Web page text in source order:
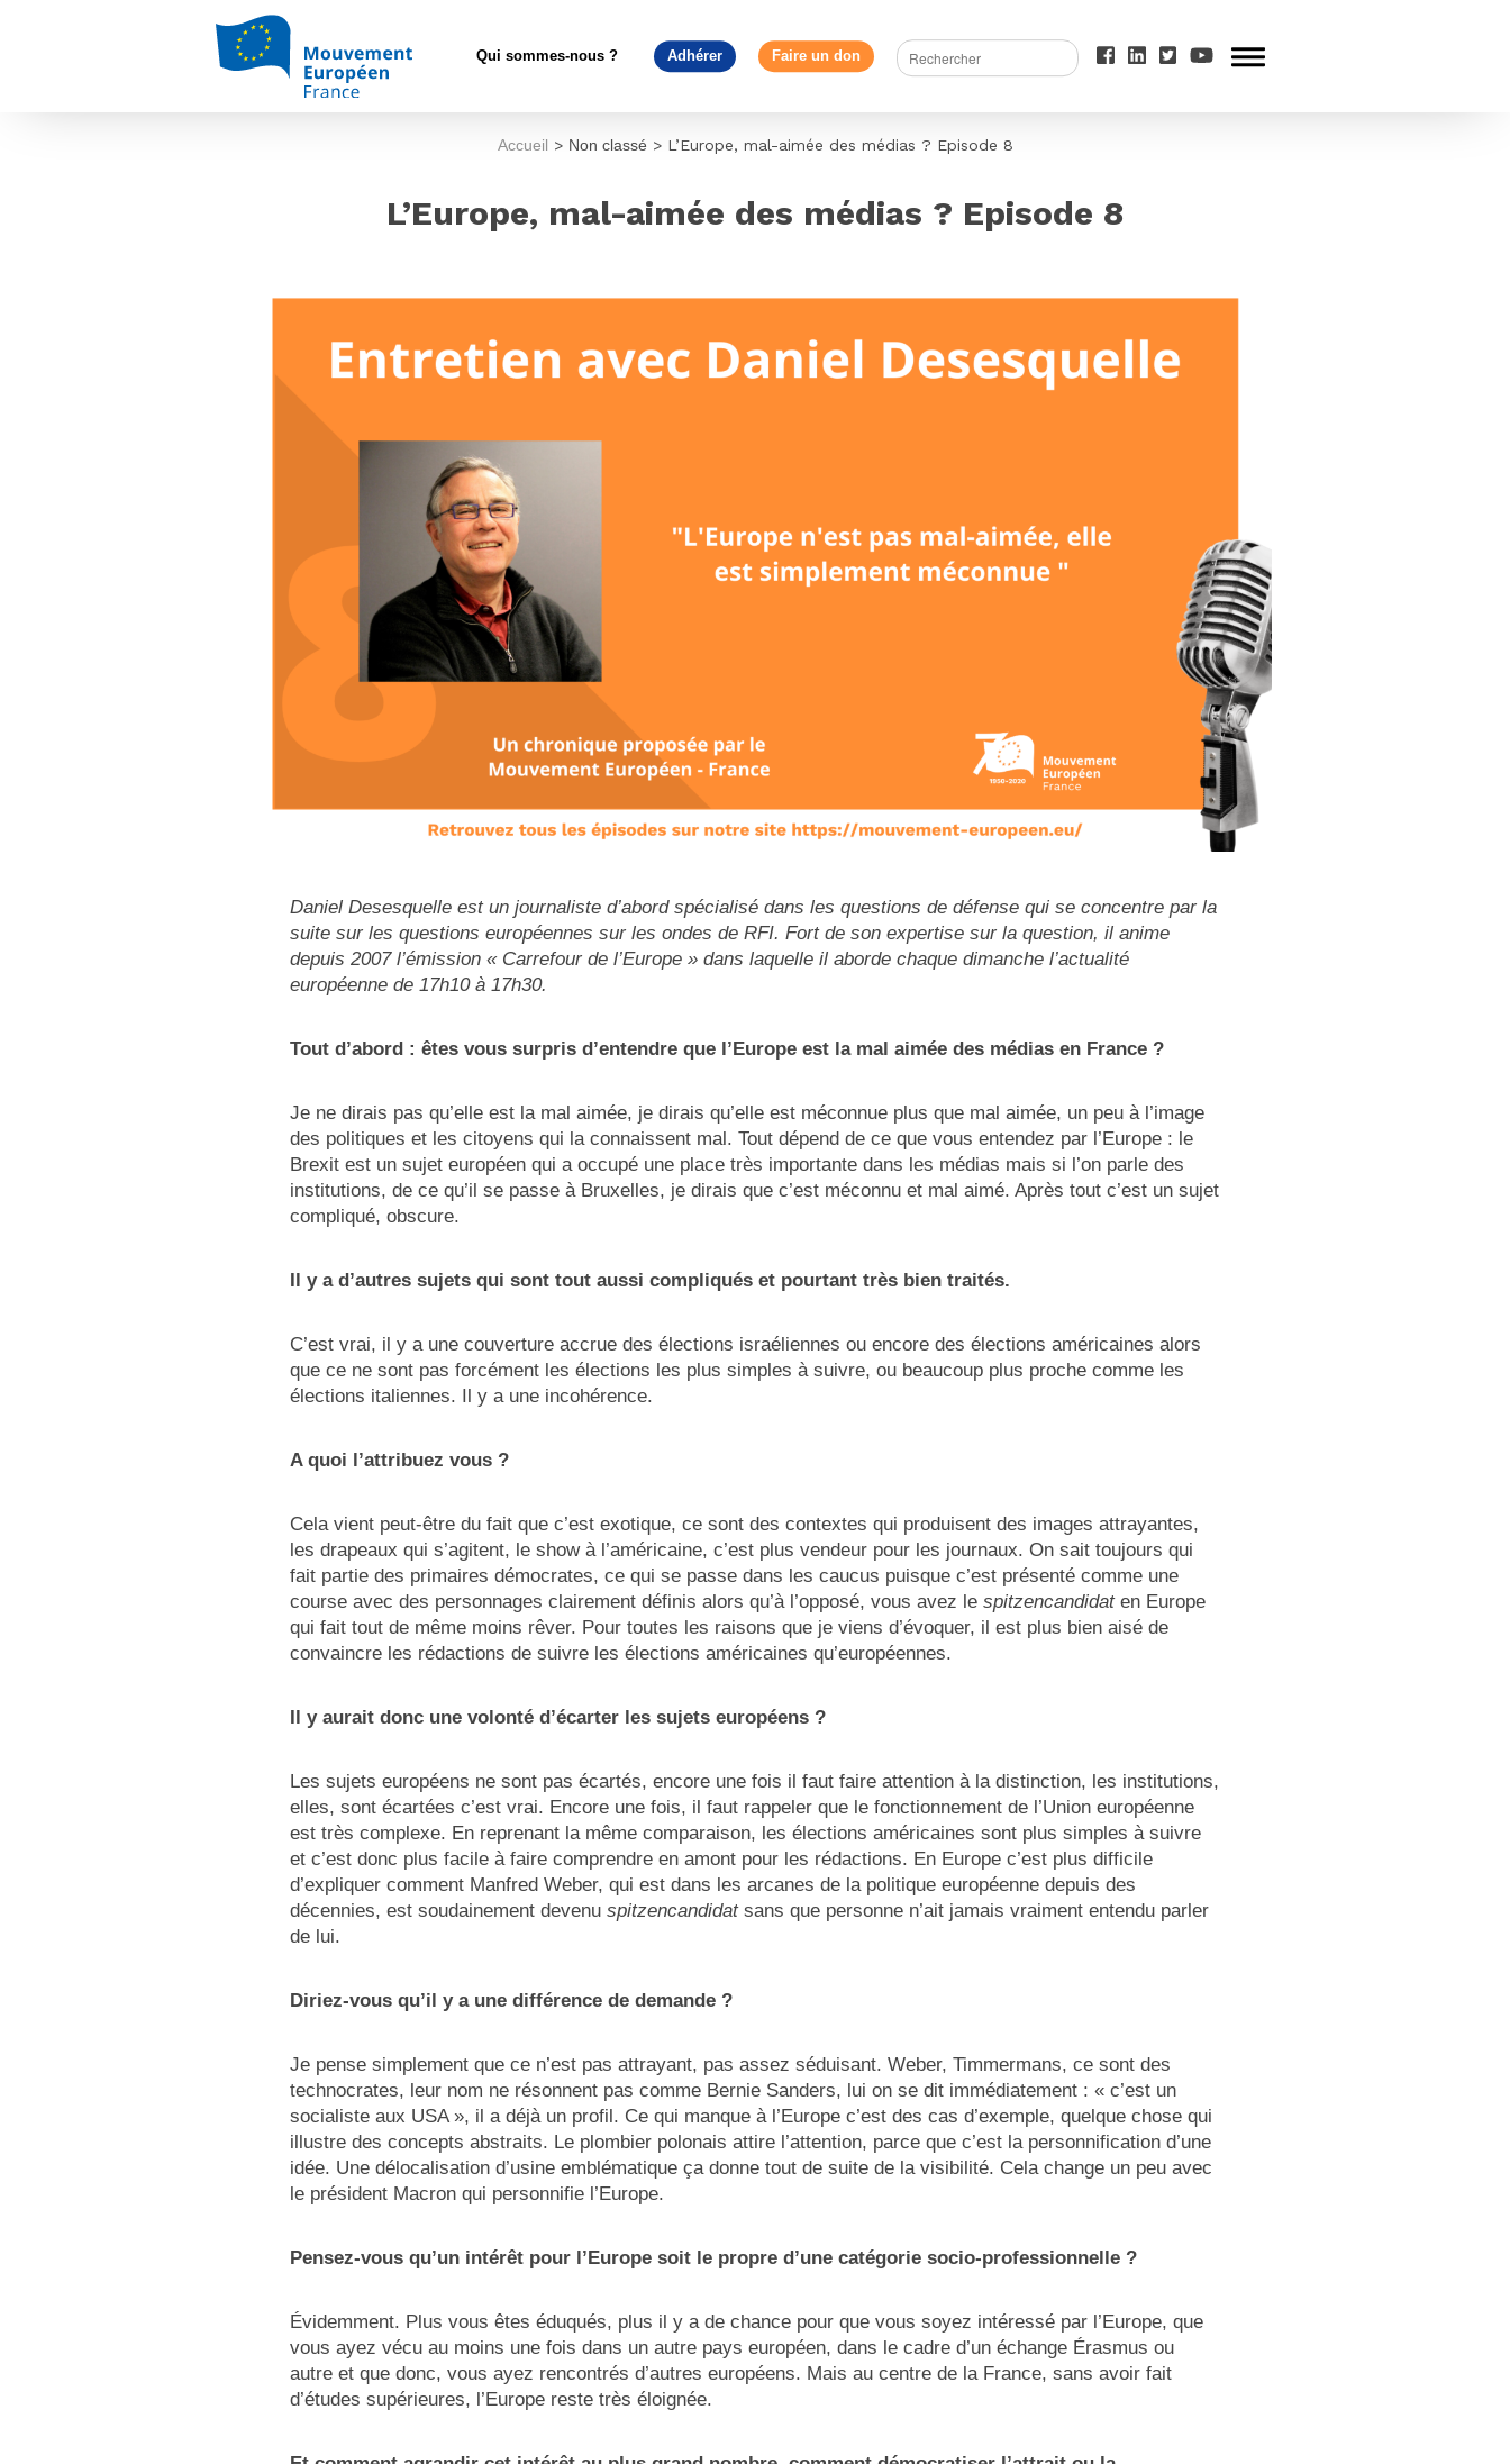
Qui sommes-nous ? Adhérer Faire un don
Accueil > Non classé > L’Europe, mal-aimée des médias ? Episode 8
L’Europe, mal-aimée des médias ? Episode 8
Daniel Desesquelle est un journaliste d’abord spécialisé dans les questions de défense qui se concentre par la
suite sur les questions européennes sur les ondes de RFI. Fort de son expertise sur la question, il anime
depuis 2007 l’émission « Carrefour de l’Europe » dans laquelle il aborde chaque dimanche l’actualité
européenne de 17h10 à 17h30.
Tout d’abord : êtes vous surpris d’entendre que l’Europe est la mal aimée des médias en France ?
Je ne dirais pas qu’elle est la mal aimée, je dirais qu’elle est méconnue plus que mal aimée, un peu à l’image
des politiques et les citoyens qui la connaissent mal. Tout dépend de ce que vous entendez par l’Europe : le
Brexit est un sujet européen qui a occupé une place très importante dans les médias mais si l’on parle des
institutions, de ce qu’il se passe à Bruxelles, je dirais que c’est méconnu et mal aimé. Après tout c’est un sujet
compliqué, obscure.
Il y a d’autres sujets qui sont tout aussi compliqués et pourtant très bien traités.
C’est vrai, il y a une couverture accrue des élections israéliennes ou encore des élections américaines alors
que ce ne sont pas forcément les élections les plus simples à suivre, ou beaucoup plus proche comme les
élections italiennes. Il y a une incohérence.
A quoi l’attribuez vous ?
Cela vient peut-être du fait que c’est exotique, ce sont des contextes qui produisent des images attrayantes,
les drapeaux qui s’agitent, le show à l’américaine, c’est plus vendeur pour les journaux. On sait toujours qui
fait partie des primaires démocrates, ce qui se passe dans les caucus puisque c’est présenté comme une
course avec des personnages clairement définis alors qu’à l’opposé, vous avez le spitzencandidaten Europe
qui fait tout de même moins rêver. Pour toutes les raisons que je viens d’évoquer, il est plus bien aisé de
convaincre les rédactions de suivre les élections américaines qu’européennes.
Il y aurait donc une volonté d’écarter les sujets européens ?
Les sujets européens ne sont pas écartés, encore une fois il faut faire attention à la distinction, les institutions,
elles, sont écartées c’est vrai. Encore une fois, il faut rappeler que le fonctionnement de l’Union européenne
est très complexe. En reprenant la même comparaison, les élections américaines sont plus simples à suivre
et c’est donc plus facile à faire comprendre en amont pour les rédactions. En Europe c’est plus difficile
d’expliquer comment Manfred Weber, qui est dans les arcanes de la politique européenne depuis des
décennies, est soudainement devenu spitzencandidatsans que personne n’ait jamais vraiment entendu parler
de lui.
Diriez-vous qu’il y a une différence de demande ?
Je pense simplement que ce n’est pas attrayant, pas assez séduisant. Weber, Timmermans, ce sont des
technocrates, leur nom ne résonnent pas comme Bernie Sanders, lui on se dit immédiatement : « c’est un
socialiste aux USA », il a déjà un profil. Ce qui manque à l’Europe c’est des cas d’exemple, quelque chose qui
illustre des concepts abstraits. Le plombier polonais attire l’attention, parce que c’est la personnification d’une
idée. Une délocalisation d’usine emblématique ça donne tout de suite de la visibilité. Cela change un peu avec
le président Macron qui personnifie l’Europe.
Pensez-vous qu’un intérêt pour l’Europe soit le propre d’une catégorie socio-professionnelle ?
Évidemment. Plus vous êtes éduqués, plus il y a de chance pour que vous soyez intéressé par l’Europe, que
vous ayez vécu au moins une fois dans un autre pays européen, dans le cadre d’un échange Érasmus ou
autre et que donc, vous ayez rencontrés d’autres européens. Mais au centre de la France, sans avoir fait
d’études supérieures, l’Europe reste très éloignée.